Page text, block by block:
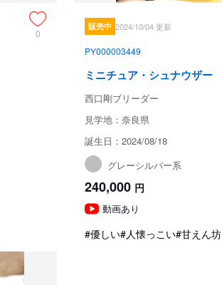
0
販売中 2024/10/04 更新
PY000003449
ミニチュア・シュナウザー
西口剛ブリーダー
見学地：奈良県
誕生日：2024/08/18
グレーシルバー系
240,000 円
動画あり
#優しい#人懐っこい#甘えん坊